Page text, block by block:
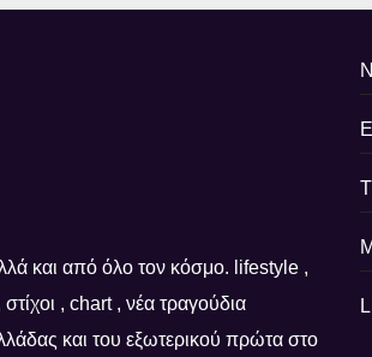
και από όλο τον κόσμο. lifestyle ,
, chart , νέα τραγούδια
και του εξωτερικού πρώτα στο